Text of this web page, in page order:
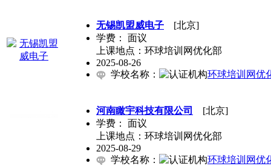
无锡凯盟威电子 [北京]
学费： 面议
上课地点：环球培训网优化部
2025-08-26
学校名称：
环球培训网优
河南瞰宇科技有限公司
[北京]
学费： 面议
上课地点：环球培训网优化部
2025-08-29
学校名称：
环球培训网优